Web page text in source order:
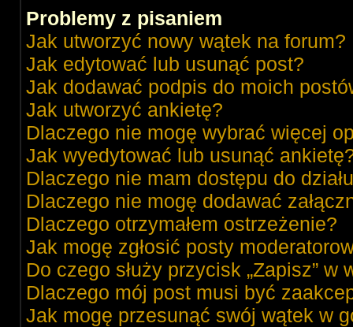
Problemy z pisaniem
Jak utworzyć nowy wątek na forum?
Jak edytować lub usunąć post?
Jak dodawać podpis do moich
Jak utworzyć ankietę?
Dlaczego nie mogę wybrać więcej
Jak wyedytować lub usunąć
Dlaczego nie mam dostępu do
Dlaczego nie mogę dodawać
Dlaczego otrzymałem ostrzeżenie?
Jak mogę zgłosić posty
Do czego służy przycisk „Zapisz”
Dlaczego mój post musi być
Jak mogę przesunąć swój wątek w